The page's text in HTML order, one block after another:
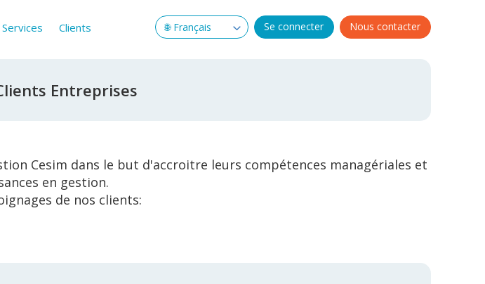
Services Clients Se connecter Nous contacter
Entreprises
Cesim dans le but d'accroitre leurs compétences managériales et
en gestion.
de nos clients: